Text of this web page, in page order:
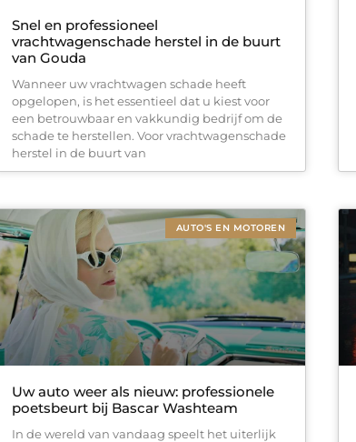
Snel en professioneel
vrachtwagenschade herstel in de buurt
van Gouda
Wanneer uw vrachtwagen schade heeft
opgelopen, is het essentieel dat u kiest voor
een betrouwbaar en vakkundig bedrijf om de
schade te herstellen. Voor vrachtwagenschade
herstel in de buurt van
AUTO'S EN MOTOREN
Uw auto weer als nieuw: professionele
poetsbeurt bij Bascar Washteam
In de wereld van vandaag speelt het uiterlijk